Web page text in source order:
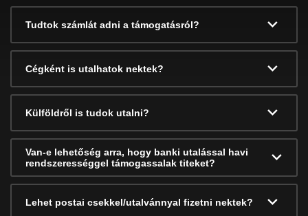
Tudtok számlát adni a támogatásról?
Cégként is utalhatok nektek?
Külföldről is tudok utalni?
Van-e lehetőség arra, hogy banki utalással havi
rendszerességgel támogassalak titeket?
Lehet postai csekkel/utalvánnyal fizetni nektek?